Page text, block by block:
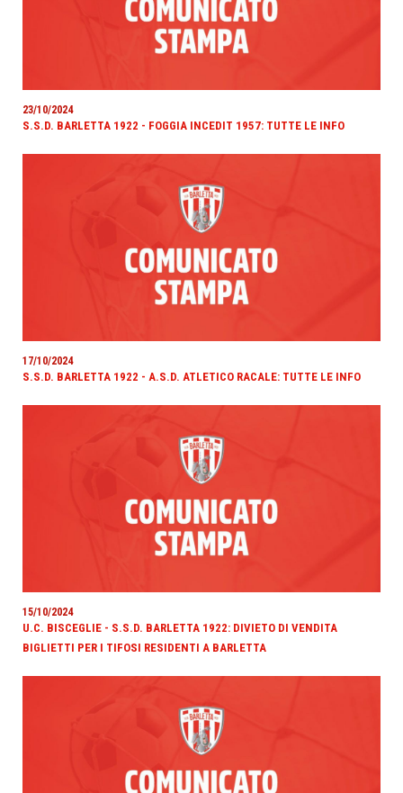
23/10/2024
S.S.D. BARLETTA 1922 - FOGGIA INCEDIT 1957: TUTTE LE INFO
17/10/2024
S.S.D. BARLETTA 1922 - A.S.D. ATLETICO RACALE: TUTTE LE INFO
15/10/2024
U.C. BISCEGLIE - S.S.D. BARLETTA 1922: DIVIETO DI VENDITA
BIGLIETTI PER I TIFOSI RESIDENTI A BARLETTA